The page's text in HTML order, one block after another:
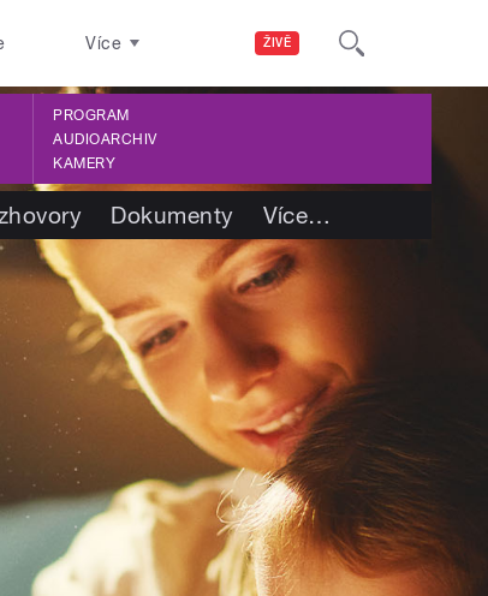
ŽIVĚ
Více
PROGRAM
AUDIOARCHIV
KAMERY
Dokumenty Více…